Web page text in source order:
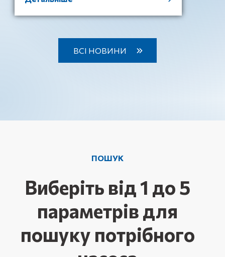
ВСІ НОВИНИ
ПОШУК
Виберіть від 1 до 5
параметрів для
пошуку потрібного